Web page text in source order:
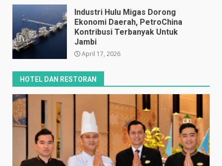
Industri Hulu Migas Dorong
Ekonomi Daerah, PetroChina
Kontribusi Terbanyak Untuk
Jambi
April 17, 2026
HOTEL DAN RESTORAN